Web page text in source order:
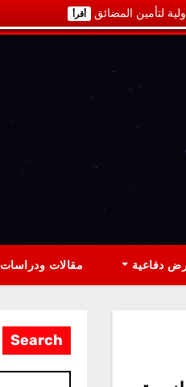
لتأمين المضائق أقرأ
دفاعية مقالات ودراسات
Search